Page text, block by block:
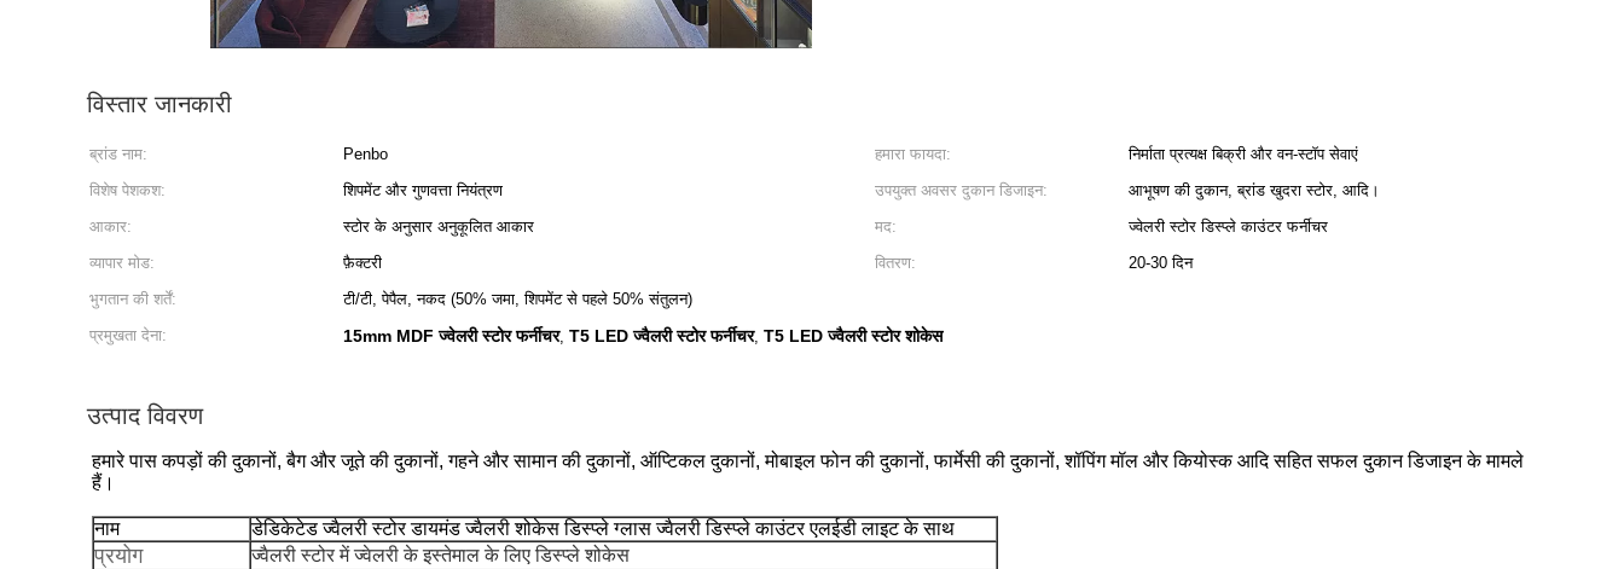
विस्तार जानकारी
ब्रांड नाम: Penbo हमारा फायदा:
निर्माता प्रत्यक्ष बिक्री और वन-स्टॉप सेवाएं
विशेष पेशकश:
शिपमेंट और गुणवत्ता नियंत्रण उपयुक्त अवसर दुकान डिजाइन:
आभूषण की दुकान, ब्रांड खुदरा स्टोर, आदि।
आकार:
स्टोर के अनुसार अनुकूलित आकार मद:
ज्वेलरी स्टोर डिस्प्ले काउंटर फर्नीचर
व्यापार मोड:
फ़ैक्टरी वितरण:
20-30 दिन
भुगतान की शर्तें:
टी/टी, पेपैल, नकद (50% जमा, शिपमेंट से पहले 50% संतुलन)
प्रमुखता देना:
15mm MDF ज्वेलरी स्टोर फर्नीचर, T5 LED ज्वैलरी स्टोर फर्नीचर, T5 LED ज्वैलरी स्टोर शोकेस
उत्पाद विवरण
हमारे पास कपड़ों की दुकानों, बैग और जूते की दुकानों, गहने और सामान की दुकानों, ऑप्टिकल दुकानों, मोबाइल फोन की दुकानों, फार्मेसी की दुकानों, शॉपिंग मॉल और कियोस्क आदि सहित सफल दुकान डिजाइन के मामले
हैं।
नाम डेडिकेटेड ज्वैलरी स्टोर डायमंड ज्वैलरी शोकेस डिस्प्ले ग्लास ज्वैलरी डिस्प्ले काउंटर एलईडी लाइट के साथ
प्रयोग ज्वैलरी स्टोर में ज्वेलरी के इस्तेमाल के लिए डिस्प्ले शोकेस